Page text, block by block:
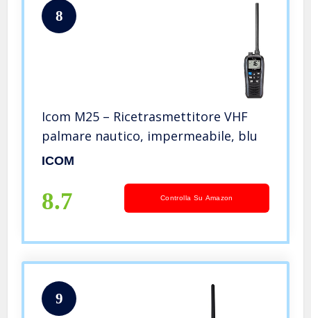
8
Icom M25 – Ricetrasmettitore VHF
palmare nautico, impermeabile, blu
ICOM
8.7 Controlla Su Amazon
9